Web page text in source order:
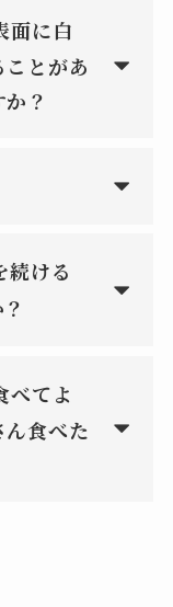
面に白
とがあ
？
ける
べてよ
食べた